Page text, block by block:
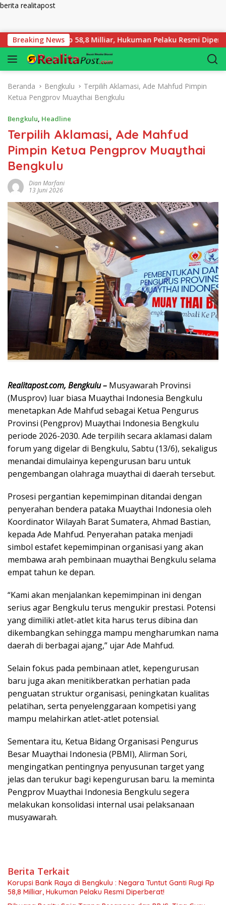
berita realitapost
Breaking News
Rugi Rp 58,8 Milliar, Hukuman Pelaku Resmi Diperberat!
Beranda Bengkulu
Terpilih Aklamasi, Ade Mahfud Pimpin
Ketua Pengprov Muaythai Bengkulu
Bengkulu, Headline
Terpilih Aklamasi, Ade Mahfud
Pimpin Ketua Pengprov Muaythai
Bengkulu
Dian Marfani
13 Juni 2026
Realitapost.com, Bengkulu – Musyawarah Provinsi
(Musprov) luar biasa Muaythai Indonesia Bengkulu
menetapkan Ade Mahfud sebagai Ketua Pengurus
Provinsi (Pengprov) Muaythai Indonesia Bengkulu
periode 2026-2030. Ade terpilih secara aklamasi dalam
forum yang digelar di Bengkulu, Sabtu (13/6), sekaligus
menandai dimulainya kepengurusan baru untuk
pengembangan olahraga muaythai di daerah tersebut.
Prosesi pergantian kepemimpinan ditandai dengan
penyerahan bendera pataka Muaythai Indonesia oleh
Koordinator Wilayah Barat Sumatera, Ahmad Bastian,
kepada Ade Mahfud. Penyerahan pataka menjadi
simbol estafet kepemimpinan organisasi yang akan
membawa arah pembinaan muaythai Bengkulu selama
empat tahun ke depan.
“Kami akan menjalankan kepemimpinan ini dengan
serius agar Bengkulu terus mengukir prestasi. Potensi
yang dimiliki atlet-atlet kita harus terus dibina dan
dikembangkan sehingga mampu mengharumkan nama
daerah di berbagai ajang,” ujar Ade Mahfud.
Selain fokus pada pembinaan atlet, kepengurusan
baru juga akan menitikberatkan perhatian pada
penguatan struktur organisasi, peningkatan kualitas
pelatihan, serta penyelenggaraan kompetisi yang
mampu melahirkan atlet-atlet potensial.
Sementara itu, Ketua Bidang Organisasi Pengurus
Besar Muaythai Indonesia (PBMI), Alirman Sori,
mengingatkan pentingnya penyusunan target yang
jelas dan terukur bagi kepengurusan baru. la meminta
Pengprov Muaythai Indonesia Bengkulu segera
melakukan konsolidasi internal usai pelaksanaan
musyawarah.
Berita Terkait
Korupsi Bank Raya di Bengkulu : Negara Tuntut Ganti Rugi Rp
58,8 Milliar, Hukuman Pelaku Resmi Diperberat!